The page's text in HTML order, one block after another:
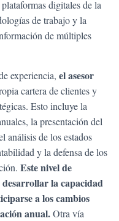
digitales de la
de trabajo y la
de múltiples
experiencia, el asesor
cartera de clientes y
Esto incluye la
la presentación del
análisis de los estados
y la defensa de los
Este nivel de
la capacidad
a los cambios
anual.Otra vía